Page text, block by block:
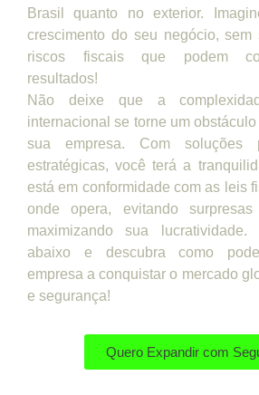
Brasil quanto no exterior.
crescimento do seu negócio, sem
riscos fiscais que podem
resultados!
Não deixe que a
internacional se torne um
sua empresa. Com soluções
estratégicas, você terá a
está em conformidade com as leis
onde opera, evitando
maximizando sua
abaixo e descubra como
empresa a conquistar o mercado
e segurança!
Quero Expandir com